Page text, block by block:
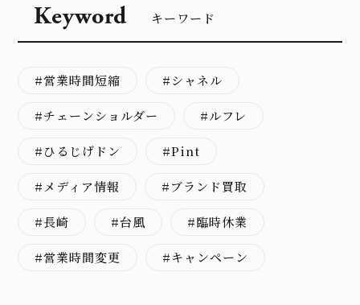
Keyword キーワード
営業時間短縮 シャネル
チェーンショルダー ルフレ
ひるじげドン Pint
メディア情報 ブランド買取
長崎 台風 臨時休業
営業時間変更 キャンペーン